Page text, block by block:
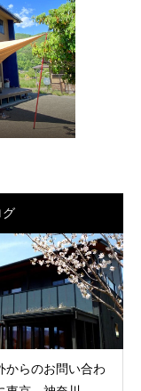
グ
からのお問い合わ